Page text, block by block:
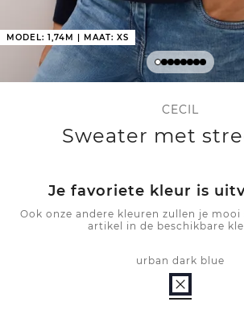
MODEL: 1,74M | MAAT: XS
CECIL
Sweater met
Je favoriete kleur is
Ook onze andere kleuren zullen je
artikel in de beschikbare
urban dark blue